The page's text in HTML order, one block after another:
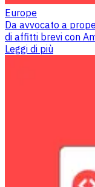
Europe
Da avvocato a
di affitti brevi con
Leggi di più